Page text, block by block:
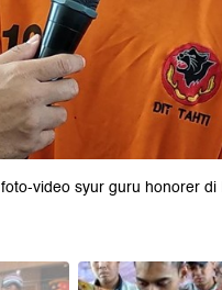
video syur guru honorer di